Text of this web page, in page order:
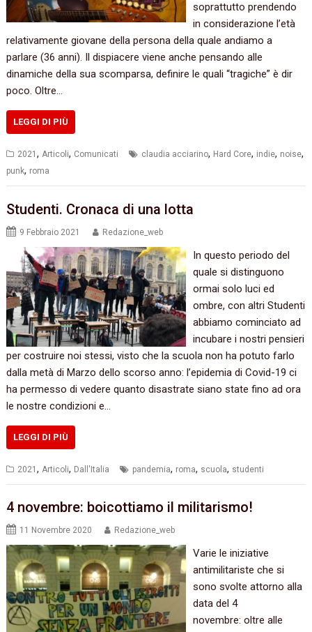
soprattutto prendendo
in considerazione l’età
relativamente giovane della persona della quale andiamo a
parlare (36 anni). Il dispiacere viene anche pensando alle
dinamiche della sua scomparsa, definire le quali “tragiche” è dir
poco. Oltre…
LEGGI DI PIÙ
2021,Articoli, Comunicati claudia acciarino, Hard Core, indie, noise,
punk, roma
Studenti. Cronaca di una lotta
9 Febbraio 2021 Redazione_web
In questo periodo del
quale si distinguono
ormai solo luci ed
ombre, con altri Studenti
abbiamo cominciato ad
incubare i nostri pensieri
per costruire noi stessi, visto che la scuola non ha potuto farlo
dalla metà di Marzo dello scorso anno: l’epidemia di Covid-19 ci
ha permesso di vedere quanto disastrate siano state fino ad ora
le nostre condizioni e…
LEGGI DI PIÙ
2021, Articoli, Dall'Italia pandemia, roma, scuola, studenti
4 novembre: boicottiamo il militarismo!
11 Novembre 2020 Redazione_web
Varie le iniziative
antimilitariste che si
sono svolte attorno alla
data del 4
novembre: oltre alle